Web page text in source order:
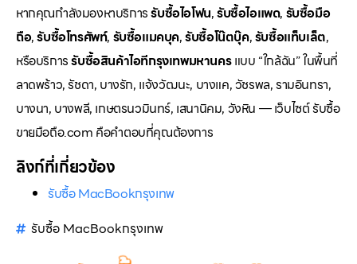
หากคุณกำลังมองหาบริการรับซื้อไอโฟน,รับซื้อไอแพด, รับซื้อมือ
ถือ,รับซื้อโทรศัพท์, รับซื้อแมคบุค,รับซื้อโน๊ตบุ๊ค,รับซื้อแท็บเล็ต,
หรือบริการรับซื้อสินค้าไอทีกรุงเทพมหานครแบบ “ใกล้ฉัน” ในพื้นที่
ลาดพร้าว, รัชดา, บางรัก, แจ้งวัฒนะ, บางแค, วัชรพล, รามอินทรา,
บางนา, บางพลี, เกษตรนวมินทร์, เสนานิคม, วังหิน — เว็บไซต์ รับซื้อ
ขายมือถือ.com คือคำตอบที่คุณต้องการ
ลิงก์ที่เกี่ยวข้อง
รับซื้อ MacBookกรุงเทพ
รับซื้อ MacBookกรุงเทพ